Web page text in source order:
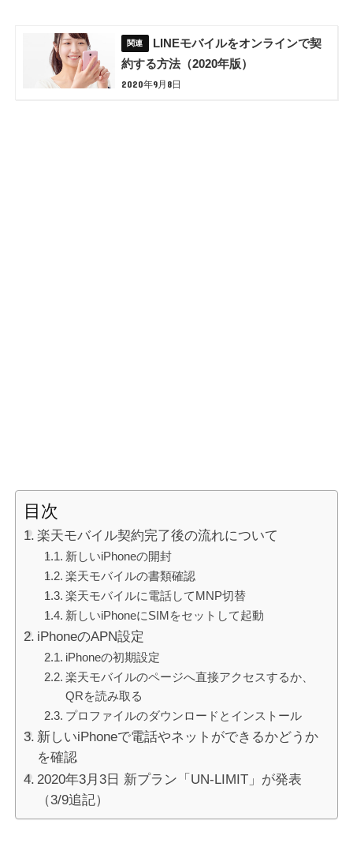
LINEモバイルをオンラインで契
約する方法（2020年版）
2020年9月8日
目次
楽天モバイル契約完了後の流れについて
新しいiPhoneの開封
楽天モバイルの書類確認
楽天モバイルに電話してMNP切替
新しいiPhoneにSIMをセットして起動
iPhoneのAPN設定
iPhoneの初期設定
楽天モバイルのページへ直接アクセスするか、
QRを読み取る
プロファイルのダウンロードとインストール
新しいiPhoneで電話やネットができるかどうか
を確認
2020年3月3日 新プラン「UN-LIMIT」が発表
（3/9追記）